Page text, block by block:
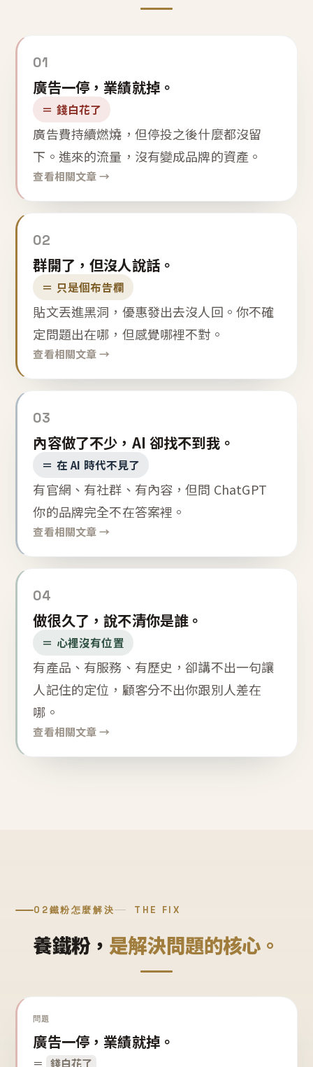
01
廣告一停，業績就掉。
＝ 錢白花了
廣告費持續燃燒，但停投之後什麼都沒留
下。進來的流量，沒有變成品牌的資產。
查看相關文章 →
02
群開了，但沒人說話。
＝ 只是個布告欄
貼文丟進黑洞，優惠發出去沒人回。你不確
定問題出在哪，但感覺哪裡不對。
查看相關文章 →
03
內容做了不少，AI 卻找不到我。
＝ 在 AI 時代不見了
有官網、有社群、有內容，但問 ChatGPT
你的品牌完全不在答案裡。
查看相關文章 →
04
做很久了，說不清你是誰。
＝ 心裡沒有位置
有產品、有服務、有歷史，卻講不出一句讓
人記住的定位，顧客分不出你跟別人差在
哪。
查看相關文章 →
02鐵粉怎麼解決 THE FIX
養鐵粉， 是解決問題的核心。
問題
廣告一停，業績就掉。
＝ 錢白花了